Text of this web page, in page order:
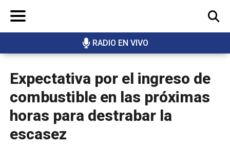
RADIO EN VIVO
BUSCAR
Expectativa por el ingreso de
combustible en las próximas
horas para destrabar la
escasez